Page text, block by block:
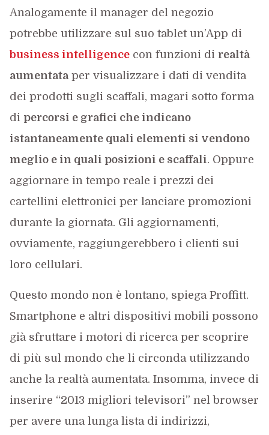
Analogamente il manager del negozio
potrebbe utilizzare sul suo tablet un’App di
business intelligencecon funzioni di realtà
aumentataper visualizzare i dati di vendita
dei prodotti sugli scaffali, magari sotto forma
di percorsi e grafici che indicano
istantaneamente quali elementi si vendono
meglio e in quali posizioni e scaffali. Oppure
aggiornare in tempo reale i prezzi dei
cartellini elettronici per lanciare promozioni
durante la giornata. Gli aggiornamenti,
ovviamente, raggiungerebbero i clienti sui
loro cellulari.
Questo mondo non è lontano, spiega Proffitt.
Smartphone e altri dispositivi mobili possono
già sfruttare i motori di ricerca per scoprire
di più sul mondo che li circonda utilizzando
anche la realtà aumentata. Insomma, invece di
inserire “2013 migliori televisori” nel browser
per avere una lunga lista di indirizzi,